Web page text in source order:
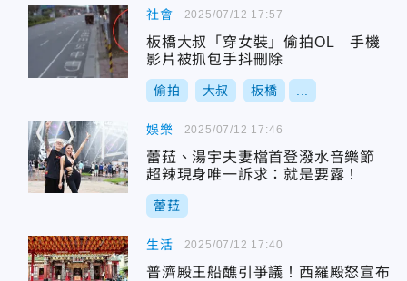
社會
板橋大叔「穿女裝」偷拍OL 手機
影片被抓包手抖刪除
偷拍 大叔 板橋
2025/07/12 17:57
娛樂
蕾菈、湯宇夫妻檔首登潑水音樂節
超辣現身唯一訴求：就是要露！
蕾菈
2025/07/12 17:46
生活
普濟殿王船醮引爭議！西羅殿怒宣布
2025/07/12 17:40